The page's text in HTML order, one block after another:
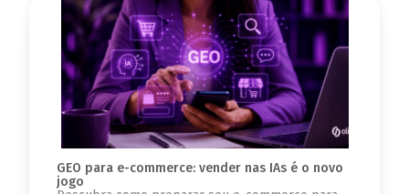
GEO para e-commerce: vender nas IAs é o novo
jogo